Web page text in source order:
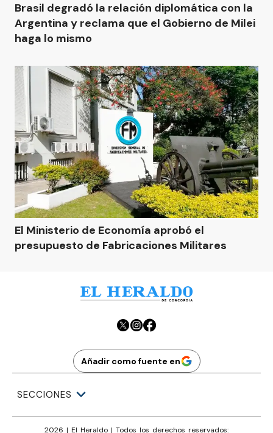
Brasil degradó la relación diplomática con la
Argentina y reclama que el Gobierno de Milei
haga lo mismo
El Ministerio de Economía aprobó el
presupuesto de Fabricaciones Militares
Añadir como fuente en
SECCIONES
2026 | El Heraldo | Todos los derechos reservados: